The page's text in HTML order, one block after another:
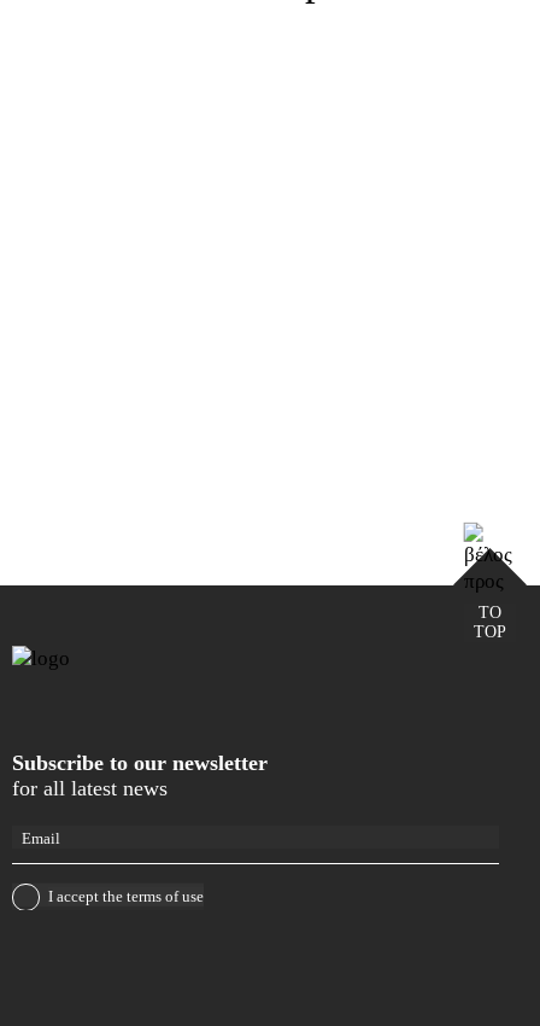
Subscribe to our newsletter
for all latest news
I accept the terms of use
TO
TOP